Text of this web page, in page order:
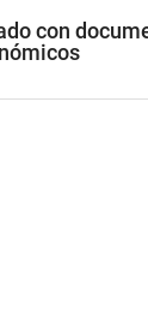
con